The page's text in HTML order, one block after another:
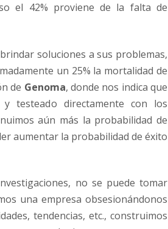
el 42% proviene de la falta de
soluciones a sus problemas,
un 25% la mortalidad de
de Genoma, donde nos indica que
testeado directamente con los
aún más la probabilidad de
aumentar la probabilidad de éxito
no se puede tomar
una empresa obsesionándonos
tendencias, etc., construimos